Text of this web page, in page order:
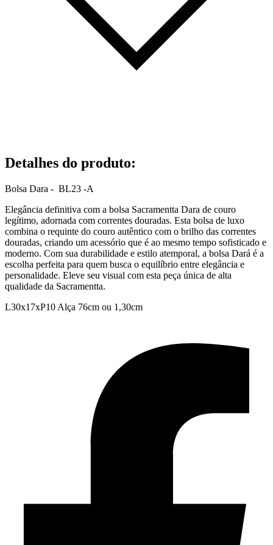
Detalhes do produto:
Bolsa Dara - BL23 -A
Elegância definitiva com a bolsa Sacramentta Dara de couro
legítimo, adornada com correntes douradas. Esta bolsa de luxo
combina o requinte do couro autêntico com o brilho das correntes
douradas, criando um acessório que é ao mesmo tempo sofisticado e
moderno. Com sua durabilidade e estilo atemporal, a bolsa Dará é a
escolha perfeita para quem busca o equilíbrio entre elegância e
personalidade. Eleve seu visual com esta peça única de alta
qualidade da Sacramentta.
L30x17xP10 Alça 76cm ou 1,30cm